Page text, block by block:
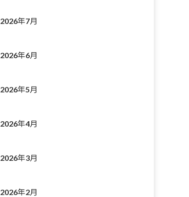
2026年7月
2026年6月
2026年5月
2026年4月
2026年3月
2026年2月